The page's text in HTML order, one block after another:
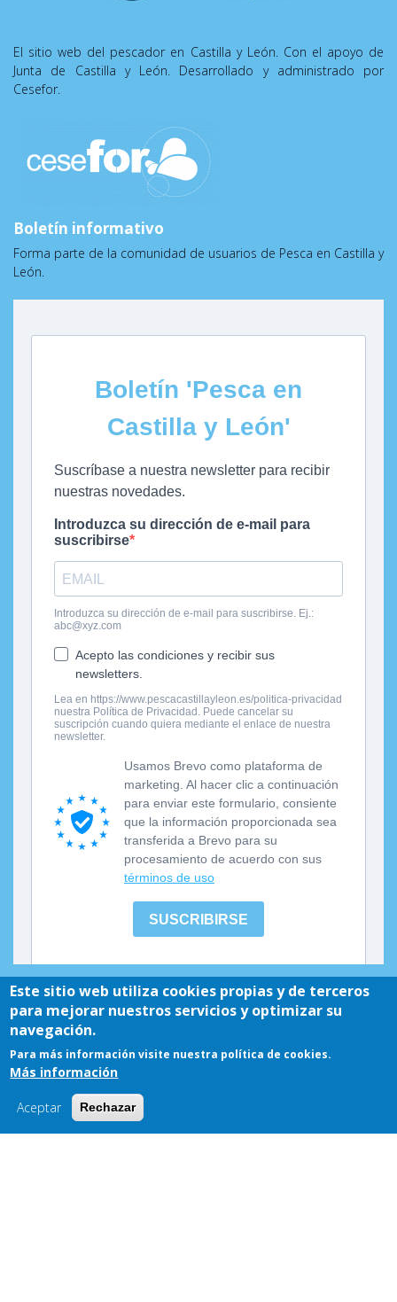
El sitio web del pescador en Castilla y León. Con el apoyo de
Junta de Castilla y León. Desarrollado y administrado por
Cesefor.
Boletín informativo
Forma parte de la comunidad de usuarios de Pesca en Castilla y
León.
Noticias
Este sitio web utiliza cookies propias y de terceros
para mejorar nuestros servicios y optimizar su
navegación.
Para más información visite nuestra política de cookies.
Más información
Aceptar Rechazar